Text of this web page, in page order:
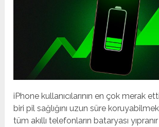
iPhone kullanıcılarının en çok merak
biri pil sağlığını uzun süre
tüm akıllı telefonların bataryası